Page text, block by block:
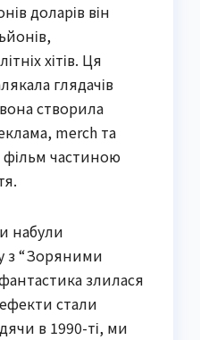
доларів він
хітів. Ця
глядачів
створила
merch та
частиною
набули
з “Зоряними
злилася
стали
в 1990-ті, ми